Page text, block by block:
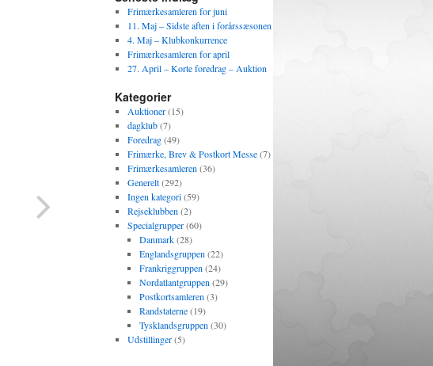
Frimærkesamleren for juni
11. Maj – Sidste aften i forårssæsonen
4. Maj – Klubkonkurrence
Frimærkesamleren for april
27. April – Korte foredrag – Auktion
Kategorier
Auktioner(15)
dagklub(7)
Foredrag(49)
Frimærke, Brev & Postkort Messe(7)
Frimærkesamleren (36)
Generelt(292)
Ingen kategori(59)
Rejseklubben (2)
Specialgrupper(60)
Danmark(28)
Englandsgruppen (22)
Frankriggruppen (24)
Nordatlantgruppen (29)
Postkortsamleren (3)
Randstaterne(19)
Tysklandsgruppen (30)
Udstillinger(5)